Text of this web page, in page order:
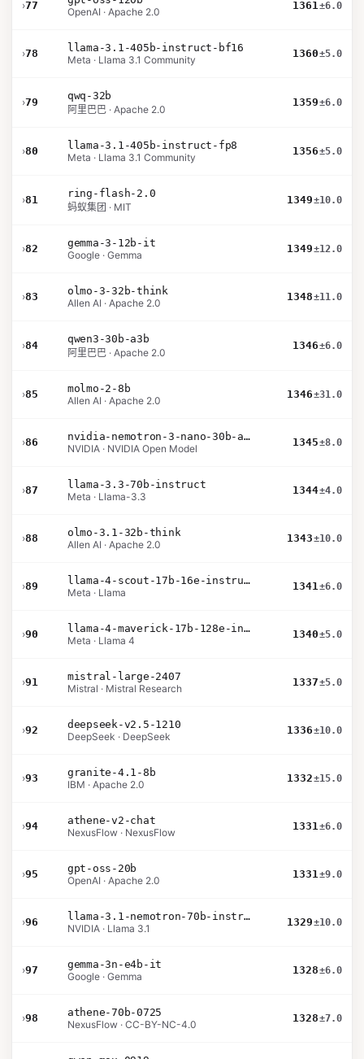
›77
OpenAI · Apache 2.0
1361±6.0
›78
llama-3.1-405b-instruct-bf16
Meta · Llama 3.1 Community
1360±5.0
›79
qwq-32b
阿里巴巴 · Apache 2.0
1359±6.0
›80
llama-3.1-405b-instruct-fp8
Meta · Llama 3.1 Community
1356±5.0
›81
ring-flash-2.0
蚂蚁集团 · MIT
1349±10.0
›82
gemma-3-12b-it
Google · Gemma
1349±12.0
›83
olmo-3-32b-think
Allen AI · Apache 2.0
1348±11.0
›84
qwen3-30b-a3b
阿里巴巴 · Apache 2.0
1346±6.0
›85
molmo-2-8b
Allen AI · Apache 2.0
1346±31.0
›86
nvidia-nemotron-3-nano-30b-a3b-bf16
NVIDIA · NVIDIA Open Model
1345±8.0
›87
llama-3.3-70b-instruct
Meta · Llama-3.3
1344±4.0
›88
olmo-3.1-32b-think
Allen AI · Apache 2.0
1343±10.0
›89
llama-4-scout-17b-16e-instruct
Meta · Llama
1341±6.0
›90
llama-4-maverick-17b-128e-instruct
Meta · Llama 4
1340±5.0
›91
mistral-large-2407
Mistral · Mistral Research
1337±5.0
›92
deepseek-v2.5-1210
DeepSeek · DeepSeek
1336±10.0
›93
granite-4.1-8b
IBM · Apache 2.0
1332±15.0
›94
athene-v2-chat
NexusFlow · NexusFlow
1331±6.0
›95
gpt-oss-20b
OpenAI · Apache 2.0
1331±9.0
›96
llama-3.1-nemotron-70b-instruct
NVIDIA · Llama 3.1
1329±10.0
›97
gemma-3n-e4b-it
Google · Gemma
1328±6.0
›98
athene-70b-0725
NexusFlow · CC-BY-NC-4.0
1328±7.0